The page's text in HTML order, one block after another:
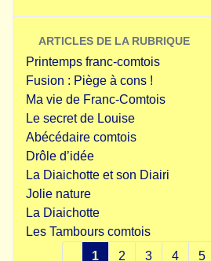
ARTICLES DE LA RUBRIQUE
Printemps franc-comtois
Fusion : Piège à cons !
Ma vie de Franc-Comtois
Le secret de Louise
Abécédaire comtois
Drôle d’idée
La Diaichotte et son Diairi
Jolie nature
La Diaichotte
Les Tambours comtois
1
2 3 4 5